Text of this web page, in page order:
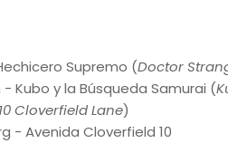
Supremo (Doctor
- Kubo y la Búsqueda Samurai (
10 Cloverfield Lane)
- Avenida Cloverfield 10